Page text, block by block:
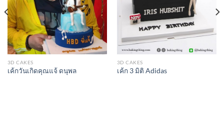
3D CAKES
เค้กวันเกิดคุณแจ้ ดนุพล
3D CAKES
เค้ก 3 มิติ Adidas